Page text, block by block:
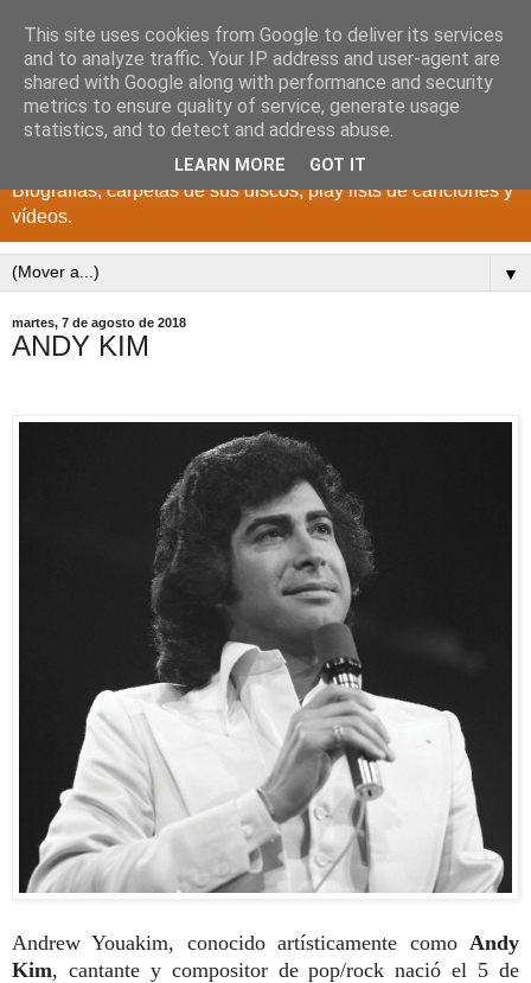
DISCOS PARA EL
RECUERDO
CANTANTES Y GRUPOS DE LOS AÑOS 1950 a 2022.
Biografías, carpetas de sus discos, play lists de canciones y
vídeos.
▼
martes, 7 de agosto de 2018
ANDY KIM
Andrew Youakim, conocido artísticamente como Andy
Kim, cantante y compositor de pop/rock nació el 5 de
This site uses cookies from Google to deliver its services
and to analyze traffic. Your IP address and user-agent are
shared with Google along with performance and security
metrics to ensure quality of service, generate usage
statistics, and to detect and address abuse.
LEARN MORE GOT IT